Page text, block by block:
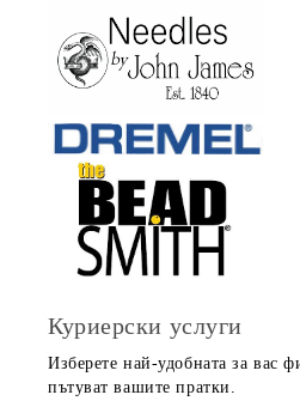
Куриерски услуги
Изберете най-удобната за вас
пътуват вашите пратки.